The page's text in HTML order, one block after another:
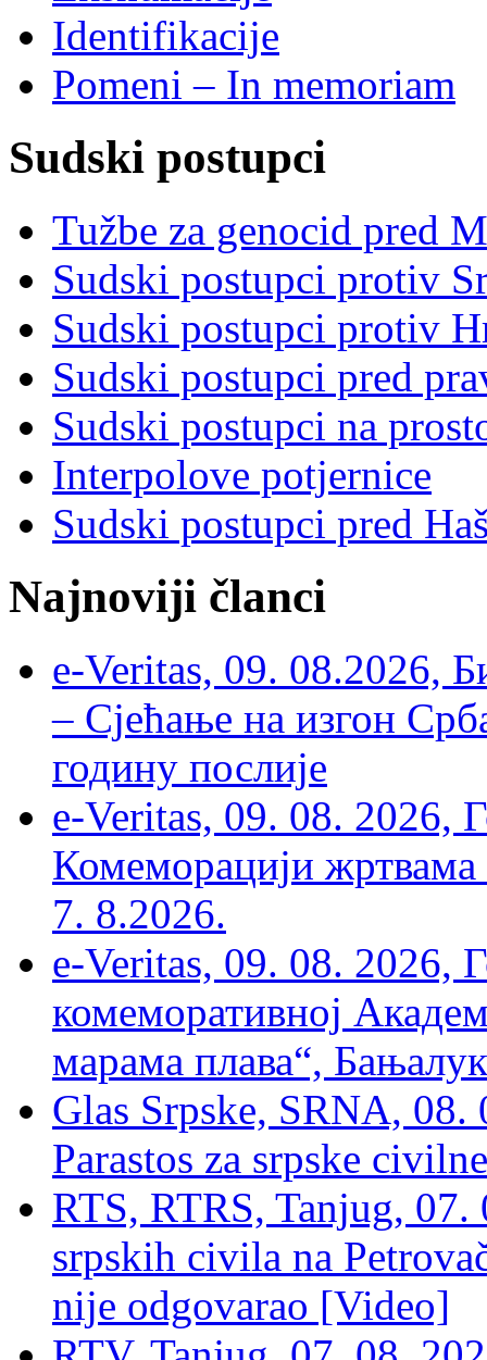
Identifikacije
Pomeni – In memoriam
Sudski postupci
Tužbe za genocid pred
Sudski postupci protiv
Sudski postupci protiv
Sudski postupci pred
Sudski postupci na
Interpolove potjernice
Sudski postupci pred
Najnoviji članci
e-Veritas, 09. 08.2026,
– Сјећање на изгон
годину послије
e-Veritas, 09. 08. 2026,
Комеморацији жртвама
7. 8.2026.
e-Veritas, 09. 08. 2026,
комеморативној
марама плава“,
Glas Srpske, SRNA,
Parastos za srpske
RTS, RTRS, Tanjug,
srpskih civila na
nije odgovarao [Video]